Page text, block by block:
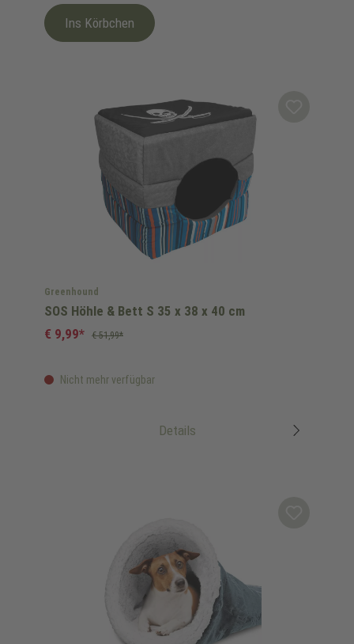
Ins Körbchen
Greenhound
SOS Höhle & Bett S 35 x 38 x 40 cm
Nicht mehr verfügbar
€ 9,99* € 51,99*
Details